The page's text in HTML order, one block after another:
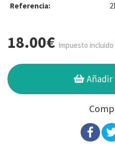
Referencia:
18.00€ Impuesto incluido